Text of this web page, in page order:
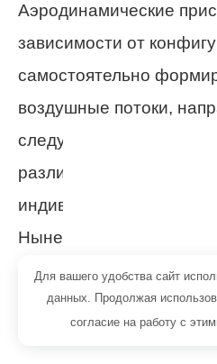
Аэродинамические
зависимости от
самостоятельно
воздушные потоки,
следует. Помните о том,
различия приборов в
индивидуальных
Ныне существует
дефлекторов:
«Дымовой» зуб.
Для вашего удобства сайт
данных. Продолжая
согласие на работу с